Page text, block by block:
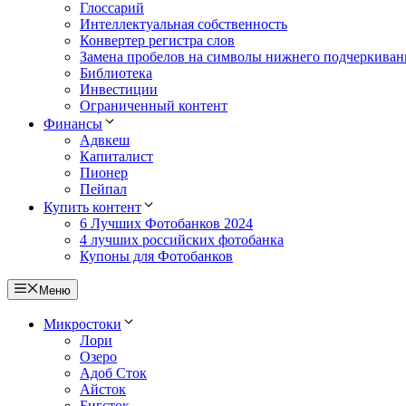
Глоссарий
Интеллектуальная собственность
Конвертер регистра слов
Замена пробелов на символы нижнего
Библиотека
Инвестиции
Ограниченный контент
Финансы
Адвкеш
Капиталист
Пионер
Пейпал
Купить контент
6 Лучших Фотобанков 2024
4 лучших российских фотобанка
Купоны для Фотобанков
Меню
Микростоки
Лори
Озеро
Адоб Сток
Айсток